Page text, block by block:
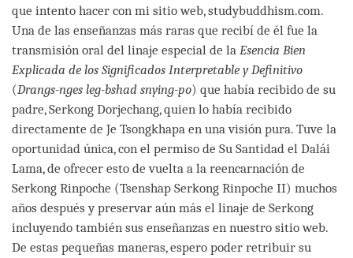
que intento hacer con mi sitio web, studybuddhism.com.
Una de las enseñanzas más raras que recibí de él fue la
transmisión oral del linaje especial de la Esencia Bien
Explicada de los Significados Interpretable y Definitivo
(Drangs-nges leg-bshad snying-po) que había recibido de su
padre, Serkong Dorjechang, quien lo había recibido
directamente de Je Tsongkhapa en una visión pura. Tuve la
oportunidad única, con el permiso de Su Santidad el Dalái
Lama, de ofrecer esto de vuelta a la reencarnación de
Serkong Rinpoche (Tsenshap Serkong Rinpoche II) muchos
años después y preservar aún más el linaje de Serkong
incluyendo también sus enseñanzas en nuestro sitio web.
De estas pequeñas maneras, espero poder retribuir su